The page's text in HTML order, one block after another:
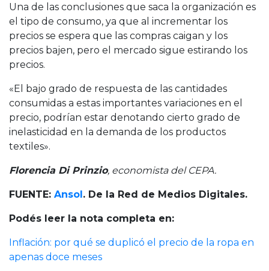
Una de las conclusiones que saca la organización es
el tipo de consumo, ya que al incrementar los
precios se espera que las compras caigan y los
precios bajen, pero el mercado sigue estirando los
precios.
«El bajo grado de respuesta de las cantidades
consumidas a estas importantes variaciones en el
precio, podrían estar denotando cierto grado de
inelasticidad en la demanda de los productos
textiles».
Florencia Di Prinzio, economista del CEPA.
FUENTE: Ansol. De la Red de Medios Digitales.
Podés leer la nota completa en:
Inflación: por qué se duplicó el precio de la ropa en
apenas doce meses